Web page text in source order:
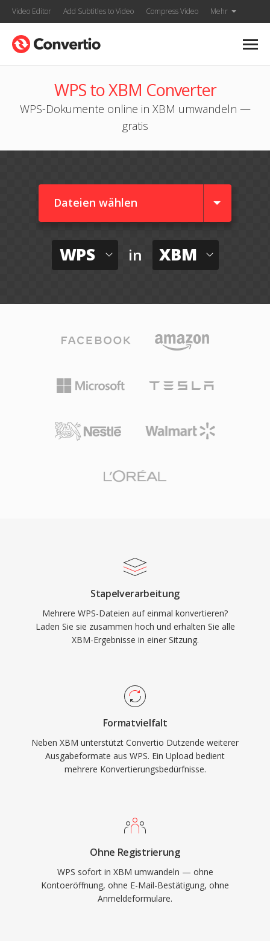
Video Editor Add Subtitles to Video Compress Video Mehr
WPS to XBM Converter
WPS-Dokumente online in XBM umwandeln —
gratis
Dateien wählen
WPS in XBM
Stapelverarbeitung
Mehrere WPS-Dateien auf einmal konvertieren?
Laden Sie sie zusammen hoch und erhalten Sie alle
XBM-Ergebnisse in einer Sitzung.
Formatvielfalt
Neben XBM unterstützt Convertio Dutzende weiterer
Ausgabeformate aus WPS. Ein Upload bedient
mehrere Konvertierungsbedürfnisse.
Ohne Registrierung
WPS sofort in XBM umwandeln — ohne
Kontoeröffnung, ohne E-Mail-Bestätigung, ohne
Anmeldeformulare.